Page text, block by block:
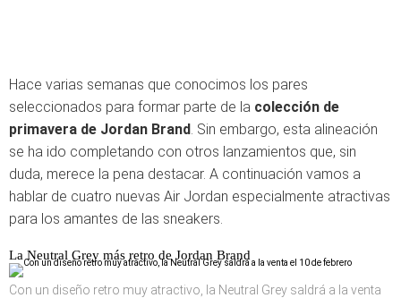
Hace varias semanas que conocimos los pares
seleccionados para formar parte de la colección de
primavera de Jordan Brand. Sin embargo, esta alineación
se ha ido completando con otros lanzamientos que, sin
duda, merece la pena destacar. A continuación vamos a
hablar de cuatro nuevas Air Jordan especialmente atractivas
para los amantes de las sneakers.
La Neutral Grey más retro de Jordan Brand
Con un diseño retro muy atractivo, la Neutral Grey saldrá a la venta